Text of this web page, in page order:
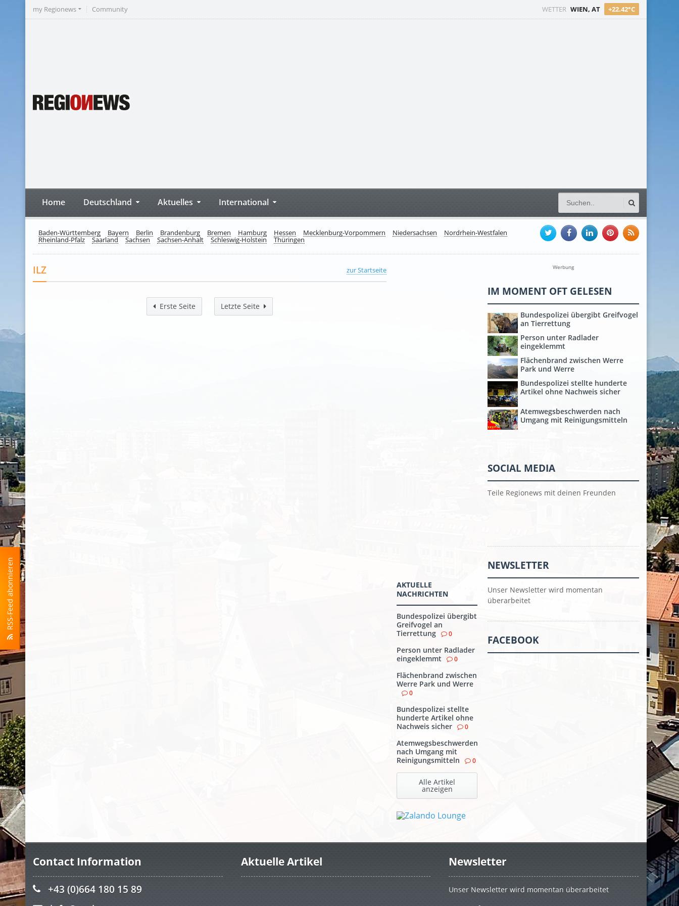
RSS-Feed abonnieren
WETTER WIEN, AT +22.42°C
my Regionews Community
Home Deutschland Aktuelles International
Baden-Württemberg Bayern Berlin Brandenburg Bremen Hamburg Hessen Mecklenburg-Vorpommern Niedersachsen Nordrhein-Westfalen
Rheinland-Pfalz Saarland Sachsen Sachsen-Anhalt Schleswig-Holstein Thüringen
zur Startseite
ILZ
Erste Seite Letzte Seite
AKTUELLE
NACHRICHTEN
Bundespolizei übergibt
Greifvogel an
Tierrettung
0
Person unter Radlader
eingeklemmt
0
Flächenbrand zwischen
Werre Park und Werre
0
Bundespolizei stellte
hunderte Artikel ohne
Nachweis sicher
0
Atemwegsbeschwerden
nach Umgang mit
Reinigungsmitteln
0
Alle Artikel
anzeigen
Werbung
IM MOMENT OFT GELESEN
Bundespolizei übergibt Greifvogel
an Tierrettung
Person unter Radlader
eingeklemmt
Flächenbrand zwischen Werre
Park und Werre
Bundespolizei stellte hunderte
Artikel ohne Nachweis sicher
Atemwegsbeschwerden nach
Umgang mit Reinigungsmitteln
SOCIAL MEDIA
Teile Regionews mit deinen Freunden
NEWSLETTER
Unser Newsletter wird momentan
überarbeitet
FACEBOOK
Contact Information
+43 (0)664 180 15 89
Aktuelle Artikel Newsletter
Unser Newsletter wird momentan überarbeitet